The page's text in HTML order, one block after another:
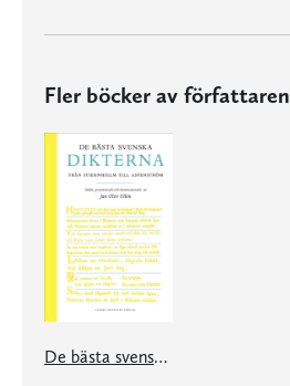
Fler böcker av författaren
De bästa svenska dikterna